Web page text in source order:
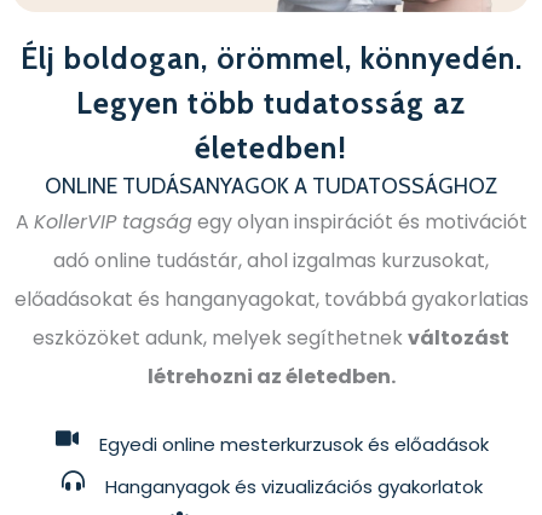
Élj boldogan, örömmel, könnyedén.
Legyen több tudatosság az
életedben!
ONLINE TUDÁSANYAGOK A TUDATOSSÁGHOZ
A KollerVIP tagságegy olyan inspirációt és motivációt
adó online tudástár, ahol izgalmas kurzusokat,
előadásokat és hanganyagokat, továbbá gyakorlatias
eszközöket adunk, melyek segíthetnek változást
létrehozni az életedben.
Egyedi online mesterkurzusok és előadások
Hanganyagok és vizualizációs gyakorlatok